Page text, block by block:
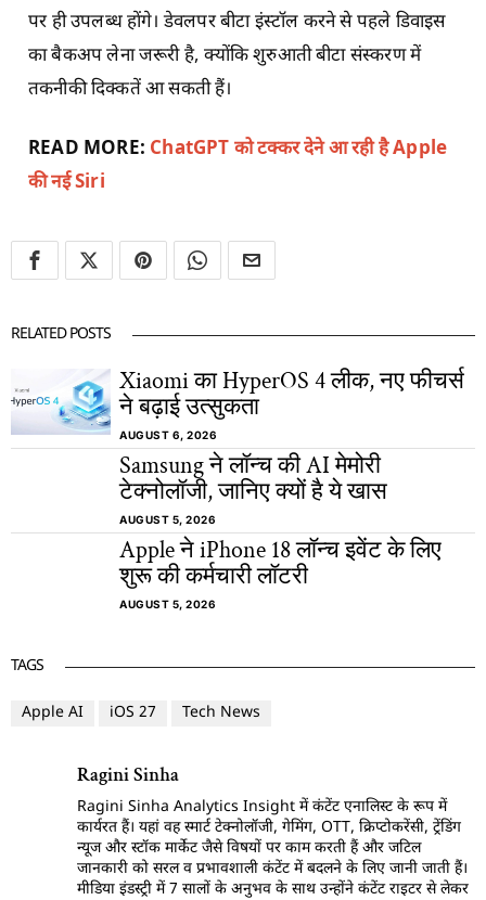
पर ही उपलब्ध होंगे। डेवलपर बीटा इंस्टॉल करने से पहले डिवाइस
का बैकअप लेना जरूरी है, क्योंकि शुरुआती बीटा संस्करण में
तकनीकी दिक्कतें आ सकती हैं।
READ MORE: ChatGPT को टक्कर देने आ रही है Apple
की नई Siri
RELATED POSTS
Xiaomi का HyperOS 4 लीक, नए फीचर्स
ने बढ़ाई उत्सुकता
AUGUST 6, 2026
Samsung ने लॉन्च की AI मेमोरी
टेक्नोलॉजी, जानिए क्यों है ये खास
AUGUST 5, 2026
Apple ने iPhone 18 लॉन्च इवेंट के लिए
शुरू की कर्मचारी लॉटरी
AUGUST 5, 2026
TAGS
Apple AI iOS 27 Tech News
Ragini Sinha
Ragini Sinha Analytics Insight में कंटेंट एनालिस्ट के रूप में
कार्यरत हैं। यहां वह स्मार्ट टेक्नोलॉजी, गेमिंग, OTT, क्रिप्टोकरेंसी, ट्रेंडिंग
न्यूज और स्टॉक मार्केट जैसे विषयों पर काम करती हैं और जटिल
जानकारी को सरल व प्रभावशाली कंटेंट में बदलने के लिए जानी जाती हैं।
मीडिया इंडस्ट्री में 7 सालों के अनुभव के साथ उन्होंने कंटेंट राइटर से लेकर